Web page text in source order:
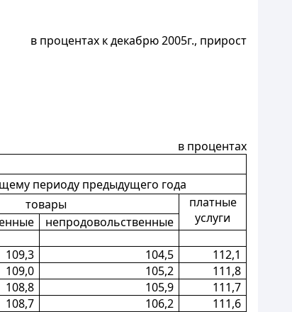
в процентах к декабрю 2005г., прирост
в процентах
периоду предыдущего года
товары
платные
услуги
непродовольственные
109,3 104,5
112,1
109,0 105,2
111,8
108,8 105,9
111,7
108,7 106,2
111,6